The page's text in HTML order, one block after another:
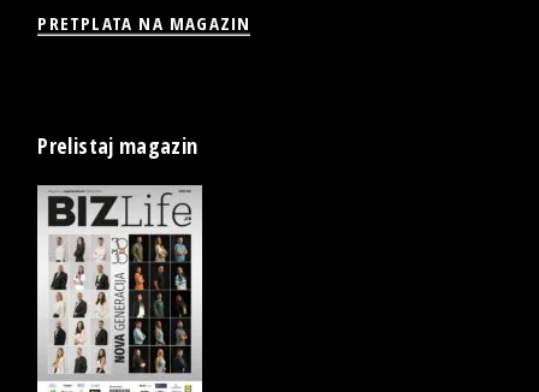
PRETPLATA NA MAGAZIN
Prelistaj magazin